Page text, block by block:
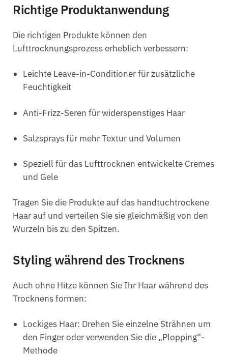
Richtige Produktanwendung
Die richtigen Produkte können den
Lufttrocknungsprozess erheblich verbessern:
Leichte Leave-in-Conditioner für zusätzliche
Feuchtigkeit
Anti-Frizz-Seren für widerspenstiges Haar
Salzsprays für mehr Textur und Volumen
Speziell für das Lufttrocknen entwickelte Cremes
und Gele
Tragen Sie die Produkte auf das handtuchtrockene
Haar auf und verteilen Sie sie gleichmäßig von den
Wurzeln bis zu den Spitzen.
Styling während des Trocknens
Auch ohne Hitze können Sie Ihr Haar während des
Trocknens formen:
Lockiges Haar: Drehen Sie einzelne Strähnen um
den Finger oder verwenden Sie die „Plopping“-
Methode